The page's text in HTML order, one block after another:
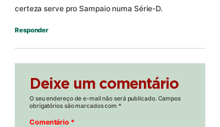
certeza serve pro Sampaio numa Série-D.
Responder
Deixe um comentário
O seu endereço de e-mail não será publicado. Campos
obrigatórios são marcados com *
Comentário *